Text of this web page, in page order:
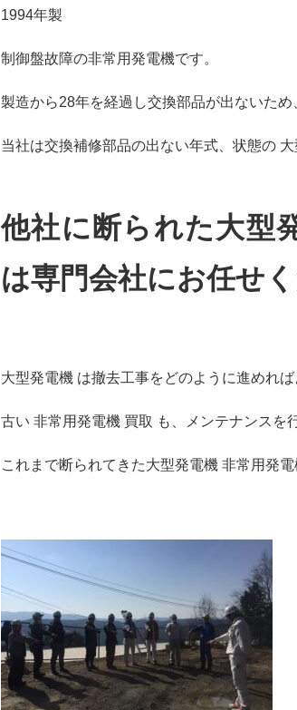
1994年製
制御盤故障の非常用発電機です。
製造から28年を経過し交換部品が出ないため
当社は交換補修部品の出ない年式、状態の
他社に断られた大型
は専門会社にお任せ
大型発電機 は撤去工事をどのように進めれ
古い 非常用発電機 買取 も、メンテナンスを
これまで断られてきた大型発電機 非常用発